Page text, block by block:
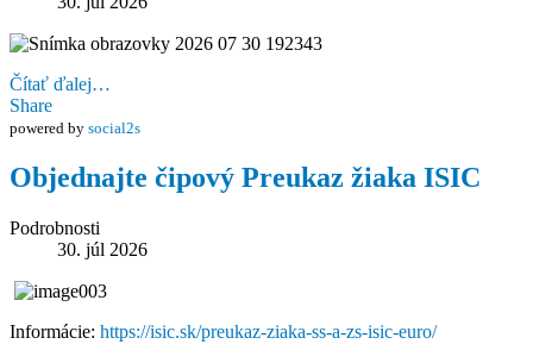
Čítať ďalej…
Share
powered by social2s
Objednajte čipový Preukaz žiaka ISIC
Podrobnosti
30. júl 2026
Informácie: https://isic.sk/preukaz-ziaka-ss-a-zs-isic-euro/